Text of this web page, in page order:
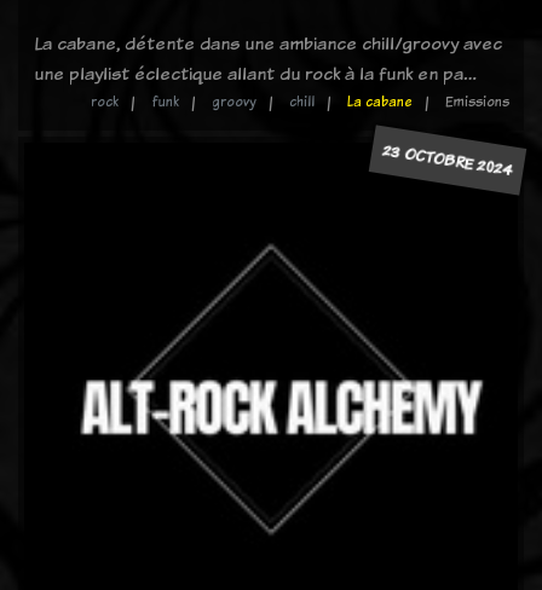
La cabane, détente dans une ambiance chill/groovy avec
une playlist éclectique allant du rock à la funk en pa…
rock funk groovy chill La cabane Emissions
23 OCTOBRE 2024